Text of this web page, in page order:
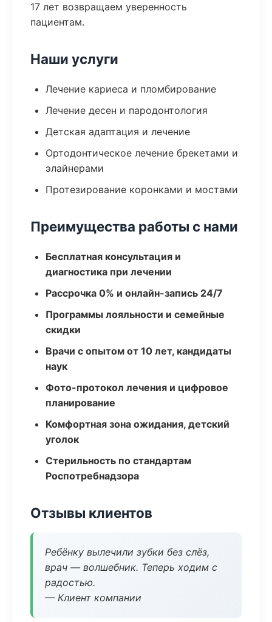
17 лет возвращаем уверенность
пациентам.
Наши услуги
Лечение кариеса и пломбирование
Лечение десен и пародонтология
Детская адаптация и лечение
Ортодонтическое лечение брекетами и
элайнерами
Протезирование коронками и мостами
Преимущества работы с нами
Бесплатная консультация и
диагностика при лечении
Рассрочка 0% и онлайн-запись 24/7
Программы лояльности и семейные
скидки
Врачи с опытом от 10 лет, кандидаты
наук
Фото-протокол лечения и цифровое
планирование
Комфортная зона ожидания, детский
уголок
Стерильность по стандартам
Роспотребнадзора
Отзывы клиентов
Ребёнку вылечили зубки без слёз,
врач — волшебник. Теперь ходим с
радостью.
— Клиент компании